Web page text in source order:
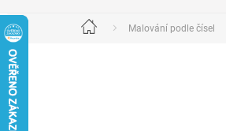
Domů Malování podle čísel